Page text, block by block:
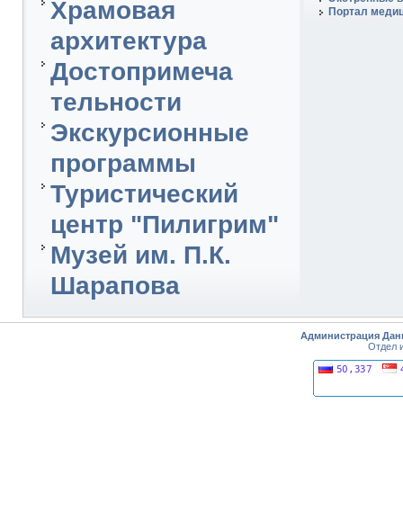
Храмовая
архитектура
Достопримеча
тельности
Экскурсионные
программы
Туристический
центр "Пилигрим"
Музей им. П.К.
Шарапова
Портал
Администрация
Отдел